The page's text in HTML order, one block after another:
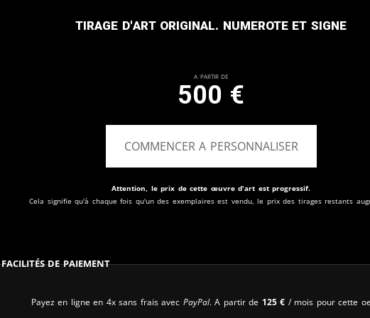
Tirage d'art original. Numerote et signe
A partir de
500 €
COMMENCER A PERSONNALISER
Attention, le prix de cette œuvre d'art est progressif.
Cela signifie qu'à chaque fois qu'un des exemplaires est vendu, le prix des tirages restants
Facilités de paiement
Payez en ligne en 4x sans frais avec PayPal. A partir de 125 € / mois pour cette